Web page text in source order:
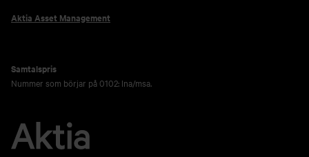
Aktia Asset Management
Samtalspris
Nummer som börjar på 0102: lna/msa.